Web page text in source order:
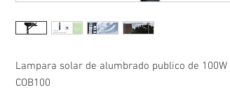
Lampara solar de alumbrado publico de 100W
COB100